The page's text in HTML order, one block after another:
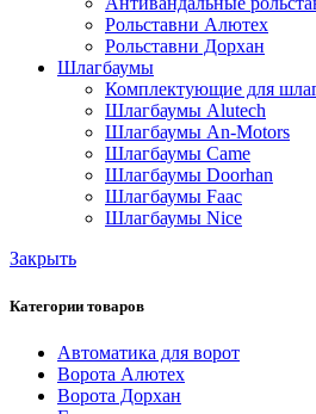
Рольставни Алютех
Рольставни Дорхан
Шлагбаумы
Комплектующие для
Шлагбаумы Alutech
Шлагбаумы An-Motors
Шлагбаумы Came
Шлагбаумы Doorhan
Шлагбаумы Faac
Шлагбаумы Nice
Закрыть
Категории товаров
Автоматика для ворот
Ворота Алютех
Ворота Дорхан